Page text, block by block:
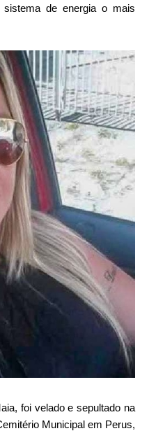
sistema de energia o mais
foi velado e sepultado na
Municipal em Perus,